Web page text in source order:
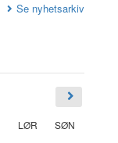
Se nyhetsarkiv
LØR SØN